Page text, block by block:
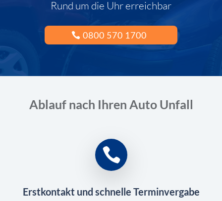
Rund um die Uhr erreichbar
0800 570 1700
Ablauf nach Ihren Auto Unfall
Erstkontakt und schnelle Terminvergabe